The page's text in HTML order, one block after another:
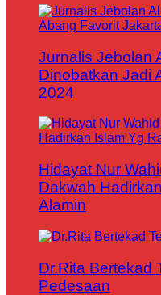
Jurnalis Jebolan
Dinobatkan Jadi
2024
Hidayat Nur
Dakwah
Alamin
Dr.Rita Bertekad
Pedesaan